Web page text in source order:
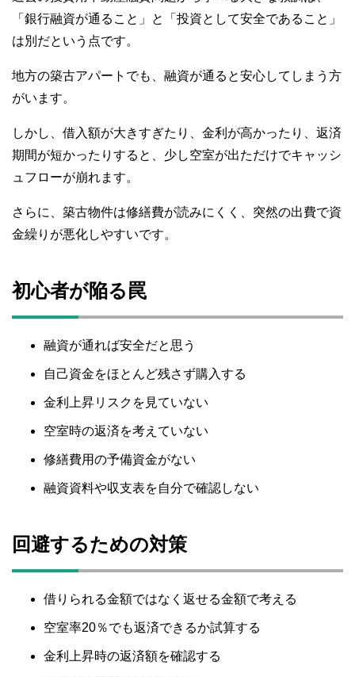
「銀行融資が通ること」と「投資として安全であること」
は別だという点です。
地方の築古アパートでも、融資が通ると安心してしまう方
がいます。
しかし、借入額が大きすぎたり、金利が高かったり、返済
期間が短かったりすると、少し空室が出ただけでキャッシ
ュフローが崩れます。
さらに、築古物件は修繕費が読みにくく、突然の出費で資
金繰りが悪化しやすいです。
初心者が陥る罠
融資が通れば安全だと思う
自己資金をほとんど残さず購入する
金利上昇リスクを見ていない
空室時の返済を考えていない
修繕費用の予備資金がない
融資資料や収支表を自分で確認しない
回避するための対策
借りられる金額ではなく返せる金額で考える
空室率20％でも返済できるか試算する
金利上昇時の返済額を確認する